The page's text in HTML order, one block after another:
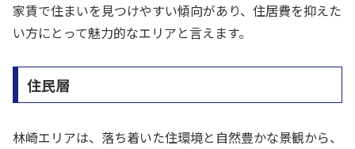
家賃で住まいを見つけやすい傾向があり、住居費を抑えた
い方にとって魅力的なエリアと言えます。
住民層
林崎エリアは、落ち着いた住環境と自然豊かな景観から、